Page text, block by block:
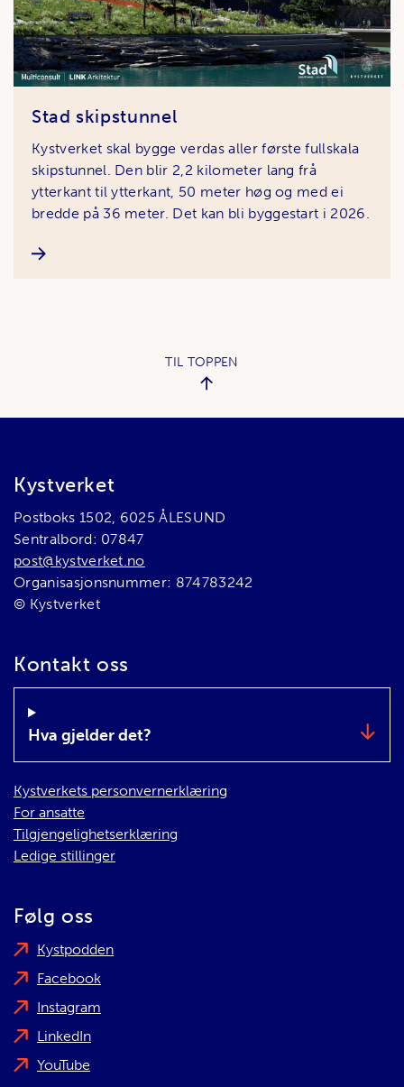
Stad skipstunnel
Kystverket skal bygge verdas aller første fullskala
skipstunnel. Den blir 2,2 kilometer lang frå
ytterkant til ytterkant, 50 meter høg og med ei
bredde på 36 meter. Det kan bli byggestart i 2026.
TIL TOPPEN
Bunnområde
Kystverket
Postboks 1502, 6025 ÅLESUND
Sentralbord: 07847
post@kystverket.no
Organisasjonsnummer: 874783242
© Kystverket
Kontakt oss
Hva gjelder det?
Kystverkets personvernerklæring
For ansatte
Tilgjengelighetserklæring
Ledige stillinger
Følg oss
Kystpodden
Facebook
Instagram
LinkedIn
YouTube